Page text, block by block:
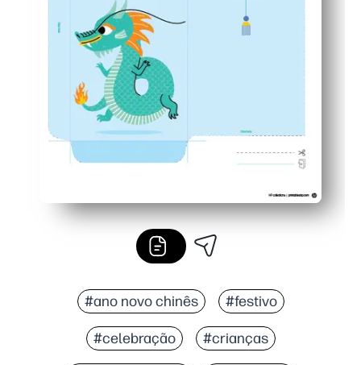
#ano novo chinês #festivo
#celebração #crianças